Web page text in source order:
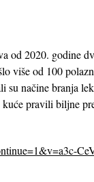
od 2020. godine
više od 100
su načine branja
pravili biljne